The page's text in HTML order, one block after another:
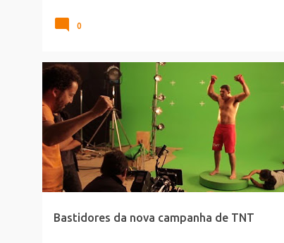
0
Bastidores da nova campanha de TNT
COMERCIAIS MAKING_OF